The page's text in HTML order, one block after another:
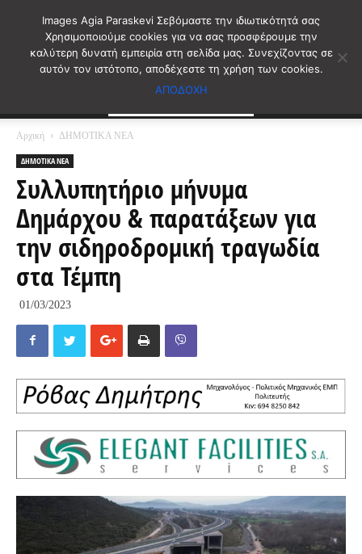
Αρχική ΔΗΜΟΤΙΚΑ ΝΕΑ
ΔΗΜΟΤΙΚΑ ΝΕΑ
Συλλυπητήριο μήνυμα
Δημάρχου & παρατάξεων για
την σιδηροδρομική τραγωδία
στα Τέμπη
01/03/2023
Images Agia Paraskevi Σεβόμαστε την ιδιωτικότητά σας
Χρησιμοποιούμε cookies για να σας προσφέρουμε την
καλύτερη δυνατή εμπειρία στη σελίδα μας. Συνεχίζοντας σε
αυτόν τον ιστότοπο, αποδέχεστε τη χρήση των cookies.
ΑΠΟΔΟΧΗ